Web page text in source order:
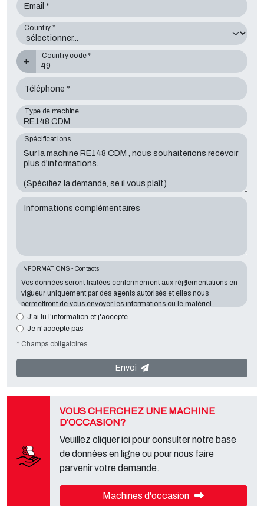
Email *
Country *
+
Country code *
Téléphone *
Type de machine
Spécifications
Informations complémentaires
INFORMATIONS - Contacts
Vos données seront traitées conformément aux réglementations en
vigueur uniquement par des agents autorisés et elles nous
permettront de vous envoyer les informations ou le matériel
demandés. La communication d'information est essentielle au
regard de l'objectif exposé; les données manquantes nous mettront
Le responsable du traitement des données est
ne seront ni communiquées ni transmises à des tiers. Vous pouvez
contacter le "Service Confidentialité" auprès du responsable du
télécharger ces informations à partir de la page "confidentialité" de
J'ai lu l'information et j'accepte
Je n'accepte pas
* Champs obligatoires
Envoi
VOUS CHERCHEZ UNE MACHINE
D'OCCASION?
Veuillez cliquer ici pour consulter notre base
de données en ligne ou pour nous faire
parvenir votre demande.
Machines d'occasion